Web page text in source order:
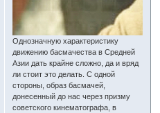
Однозначную характеристику
движению басмачества в Средней
Азии дать крайне сложно, да и вряд
ли стоит это делать. С одной
стороны, образ басмачей,
донесенный до нас через призму
советского кинематографа, в